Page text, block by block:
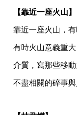
【靠近一座火山】
靠近一座火山，
有時火山意義重
介質，寫那些移
不盡相關的碎事與